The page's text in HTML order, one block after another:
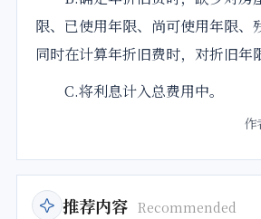
限、已使用年限、尚可使用年限、
同时在计算年折旧费时，对折旧年
C.将利息计入总费用中。
作
推荐内容 Recommended